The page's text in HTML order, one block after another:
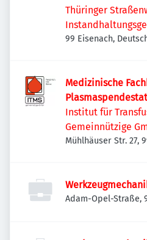
Thüringer
KG
99 Eisenach,
Medizinische
Institut für
Gemeinnützige
Mühlhäuser Str. 27,
Adam-Opel-Straße,